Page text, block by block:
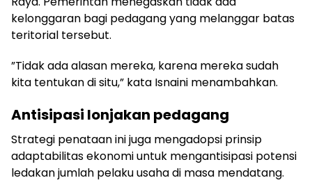
kelonggaran bagi pedagang yang melanggar batas
teritorial tersebut.
”Tidak ada alasan mereka, karena mereka sudah
kita tentukan di situ,” kata Isnaini menambahkan.
Antisipasi lonjakan pedagang
Strategi penataan ini juga mengadopsi prinsip
adaptabilitas ekonomi untuk mengantisipasi potensi
ledakan jumlah pelaku usaha di masa mendatang.